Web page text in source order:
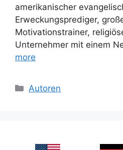
amerikanischer
Erweckungsprediger,
Motivationstrainer,
Unternehmer mit einem
more
Categories
Autoren